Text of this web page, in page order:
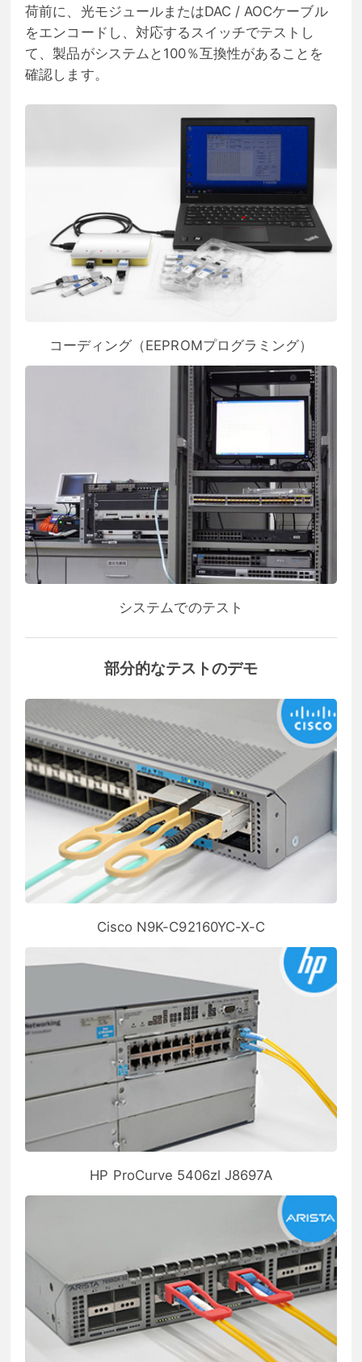
荷前に、光モジュールまたはDAC / AOCケーブル
をエンコードし、対応するスイッチでテストし
て、製品がシステムと100％互換性があることを
確認します。
コーディング（EEPROMプログラミング）
システムでのテスト
部分的なテストのデモ
Cisco N9K-C92160YC-X-C
HP ProCurve 5406zl J8697A